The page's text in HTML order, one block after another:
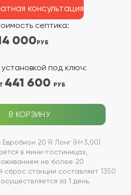
септика:
000РУБ
под ключ:
441 600 РУБ
В КОРЗИНУ
консультация
20 R Лонг (Н=3,00)
в мини-гостиницах,
не более 20
сброс станции составляет 1350
за 1 день.